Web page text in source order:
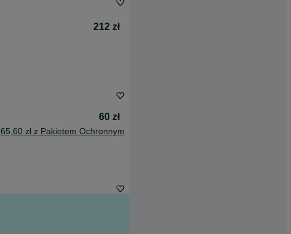
212 zł
60 zł
65,60 zł z Pakietem Ochronnym